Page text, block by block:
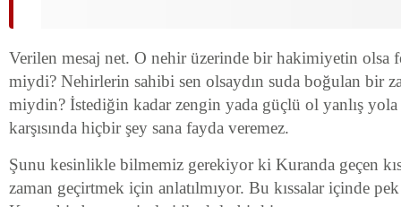
Verilen mesaj net. O nehir üzerinde bir hakimiyetin olsa
miydi? Nehirlerin sahibi sen olsaydın suda boğulan bir
miydin? İstediğin kadar zengin yada güçlü ol yanlış yola
karşısında hiçbir şey sana fayda veremez.
Şunu kesinlikle bilmemiz gerekiyor ki Kuranda geçen
zaman geçirtmek için anlatılmıyor. Bu kıssalar içinde